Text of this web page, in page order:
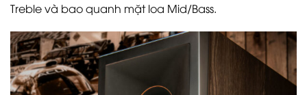
Treble và bao quanh mặt loa Mid/Bass.